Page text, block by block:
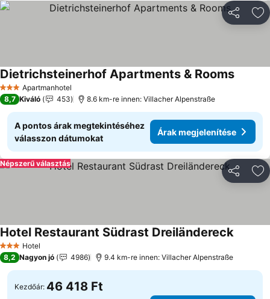
3 KategóriaApartmanhotel
Dietrichsteinerhof Apartments & Rooms
8,7 Kiváló 453 8.6 km-re innen: Villacher Alpenstraße
A pontos árak megtekintéséhez
válasszon dátumokat
Árak megjelenítése
Népszerű választás
3 Kategória
Hotel
Hotel Restaurant Südrast Dreiländereck
8,2 Nagyon jó 4986 9.4 km-re innen: Villacher Alpenstraße
Kezdőár: 46 418 Ft